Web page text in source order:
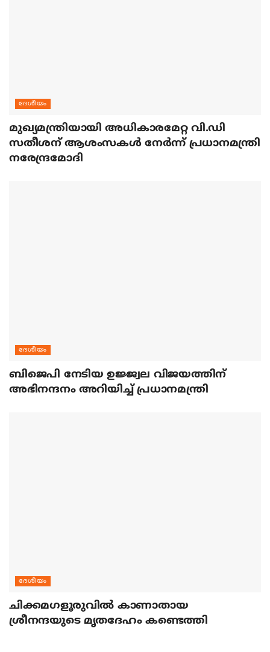
ദേശീയം
മുഖ്യമന്ത്രിയായി അധികാരമേറ്റ വി.ഡി
സതീശന് ആശംസകള്‍ നേര്‍ന്ന് പ്രധാനമന്ത്രി
നരേന്ദ്രമോദി
ദേശീയം
ബിജെപി നേടിയ ഉജ്ജ്വല വിജയത്തിന്
അഭിനന്ദനം അറിയിച്ച് പ്രധാനമന്ത്രി
ദേശീയം
ചിക്കമഗളൂരുവില്‍ കാണാതായ
ശ്രീനന്ദയുടെ മൃതദേഹം കണ്ടെത്തി